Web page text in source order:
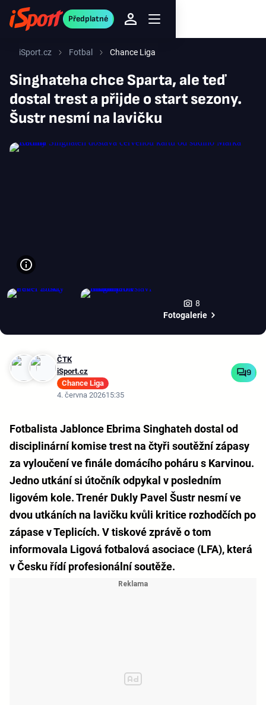
Předplatné
iSport.cz Fotbal Chance Liga
Singhateha chce Sparta, ale teď
dostal trest a přijde o start sezony.
Šustr nesmí na lavičku
8
Fotogalerie
ČTK
iSport.cz
Chance Liga
4. června 202615:35
9
Fotbalista Jablonce Ebrima Singhateh dostal od
disciplinární komise trest na čtyři soutěžní zápasy
za vyloučení ve finále domácího poháru s Karvinou.
Jedno utkání si útočník odpykal v posledním
ligovém kole. Trenér Dukly Pavel Šustr nesmí ve
dvou utkáních na lavičku kvůli kritice rozhodčích po
zápase v Teplicích. V tiskové zprávě o tom
informovala Ligová fotbalová asociace (LFA), která
v Česku řídí profesionální soutěže.